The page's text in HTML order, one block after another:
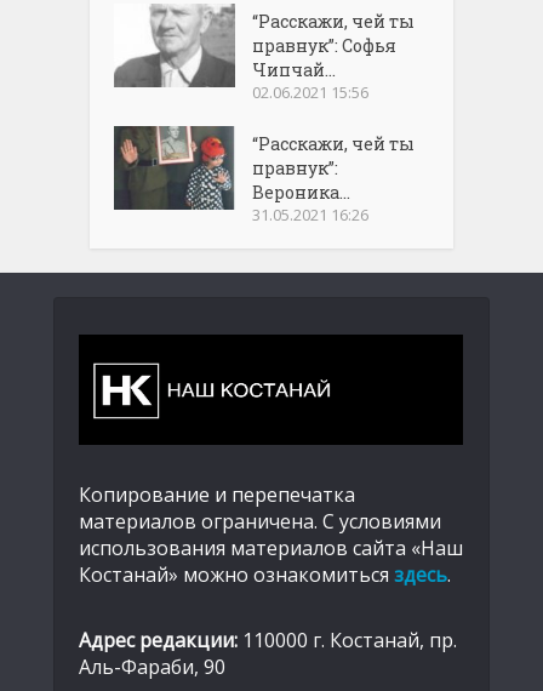
“Расскажи, чей ты
правнук”: Софья
Чипчай...
02.06.2021 15:56
“Расскажи, чей ты
правнук”:
Вероника...
31.05.2021 16:26
Копирование и перепечатка
материалов ограничена. С условиями
использования материалов сайта «Наш
Костанай» можно ознакомиться здесь.
Адрес редакции: 110000 г. Костанай, пр.
Аль-Фараби, 90